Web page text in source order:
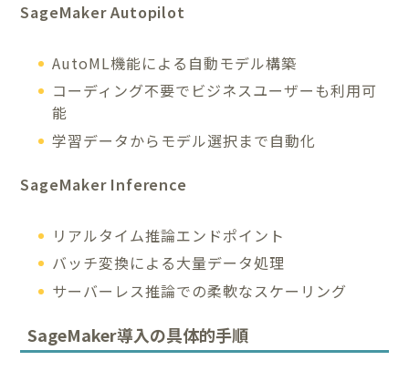
SageMaker Autopilot
AutoML機能による自動モデル構築
コーディング不要でビジネスユーザーも利用可
能
学習データからモデル選択まで自動化
SageMaker Inference
リアルタイム推論エンドポイント
バッチ変換による大量データ処理
サーバーレス推論での柔軟なスケーリング
SageMaker導入の具体的手順